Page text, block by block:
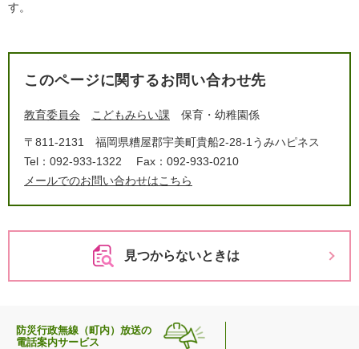
す。
このページに関するお問い合わせ先
教育委員会 こどもみらい課 保育・幼稚園係
〒811-2131
福岡県糟屋郡宇美町貴船2-28-1うみハピネス
Tel：092-933-1322
Fax：092-933-0210
メールでのお問い合わせはこちら
見つからないときは
防災行政無線（町内）放送の
電話案内サービス